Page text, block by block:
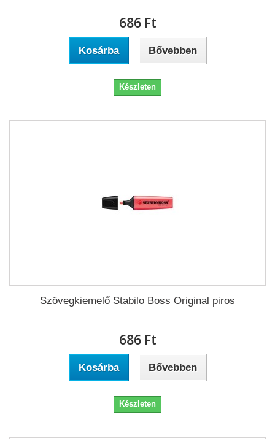
686 Ft‎
Kosárba Bővebben
Készleten
Szövegkiemelő Stabilo Boss Original piros
686 Ft‎
Kosárba Bővebben
Készleten